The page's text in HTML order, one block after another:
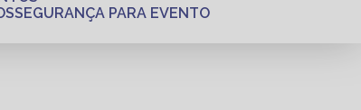
SEGURANÇA PARA EVENTO